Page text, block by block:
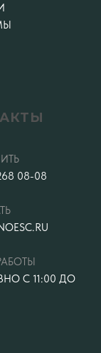
08-08
С 11:00 ДО